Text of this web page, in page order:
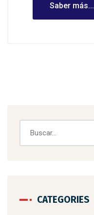
Saber más...
CATEGORIES